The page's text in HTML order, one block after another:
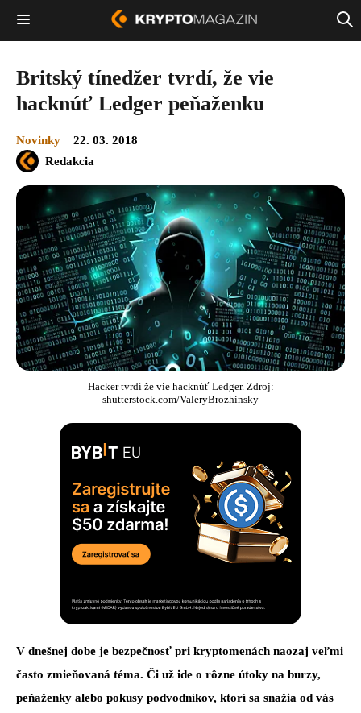
Britský tínedžer tvrdí, že vie
hacknúť Ledger peňaženku
Novinky
22. 03. 2018
Redakcia
Hacker tvrdí že vie hacknúť Ledger. Zdroj:
shutterstock.com/ValeryBrozhinsky
V dnešnej dobe je bezpečnosť pri kryptomenách naozaj veľmi
často zmieňovaná téma. Či už ide o rôzne útoky na burzy,
peňaženky alebo pokusy podvodníkov, ktorí sa snažia od vás